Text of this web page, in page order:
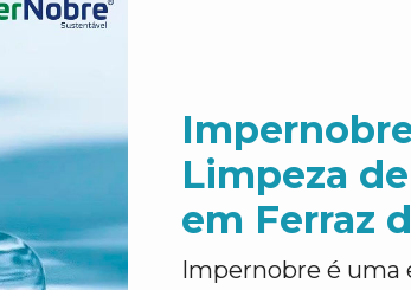
Limpeza
em Ferraz
Impernobre é uma